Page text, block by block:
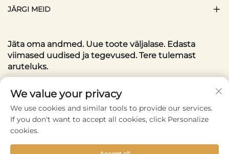
JÄRGI MEID
Jäta oma andmed. Uue toote väljalase. Edasta
viimased uudised ja tegevused. Tere tulemast
aruteluks.
Teie meiliaadress
Subscribe
We value your privacy
We use cookies and similar tools to provide our services.
If you don't want to accept all cookies, click Personalize
cookies.